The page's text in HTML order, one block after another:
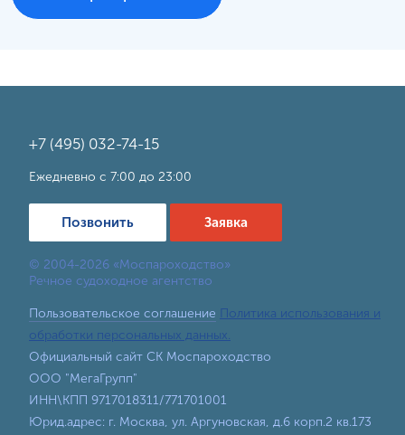
+7 (495) 032-74-15
Ежедневно с 7:00 до 23:00
Позвонить Заявка
© 2004-2026 «Моспароходство»
Речное судоходное агентство
Пользовательское соглашение Политика использования и
обработки персональных данных.
Официальный сайт СК Моспароходство
ООО "МегаГрупп"
ИНН\КПП 9717018311/771701001
Юрид.адрес: г. Москва, ул. Аргуновская, д.6 корп.2 кв.173